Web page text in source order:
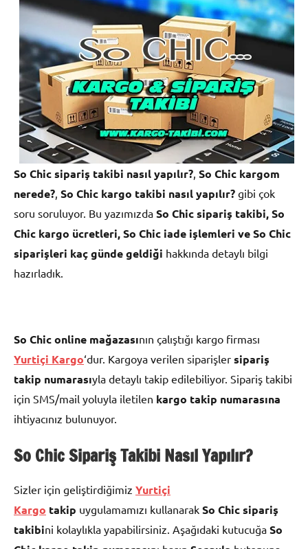
So Chic sipariş takibi nasıl yapılır? So Chic kargom
nerede? So Chic kargo takibi nasıl yapılır? gibi çok
soru soruluyor. Bu yazımızda So Chic sipariş takibi,So
Chic kargo ücretleri, So Chic iade işlemleri ve So Chic
siparişleri kaç günde geldiği hakkında detaylı bilgi
hazırladık.
So Chic online mağazasının çalıştığı kargo firması
Yurtiçi Kargo‘dur. Kargoya verilen siparişler sipariş
takip numarasıyla detaylı takip edilebiliyor. Sipariş takibi
için SMS/mail yoluyla iletilen kargo takip numarasına
ihtiyacınız bulunuyor.
So Chic Sipariş Takibi Nasıl Yapılır?
Sizler için geliştirdiğimiz Yurtiçi
Kargo takip uygulamamızı kullanarak So Chicsipariş
takibini kolaylıkla yapabilirsiniz. Aşağıdaki kutucuğa So